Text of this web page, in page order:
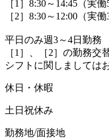
［1］8:30～14:45（実
［2］8:30～12:00（実働
平日のみ週3～4日勤務
［1］、［2］の勤務交
シフトに関しましては
休日・休暇
土日祝休み
勤務地/面接地